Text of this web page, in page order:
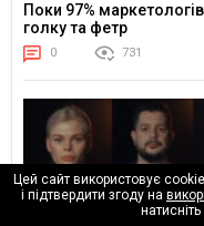
Поки 97%
голку та фетр
0 731
Цей сайт використовує
і підтвердити згоду на